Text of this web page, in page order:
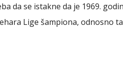
da se istakne da je 1969.
Lige šampiona, odnosno